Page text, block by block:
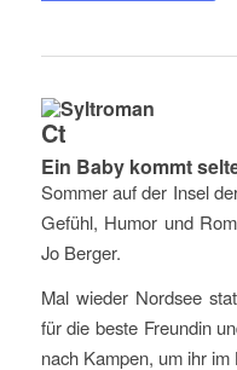
Ct
Ein Baby kommt
Sommer auf der Insel
Gefühl, Humor und
Jo Berger.
Mal wieder Nordsee
für die beste Freundin
nach Kampen, um ihr